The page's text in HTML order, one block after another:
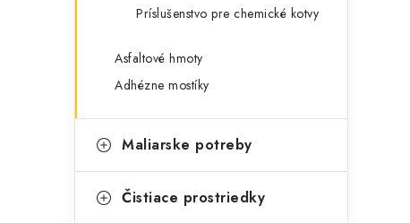
Príslušenstvo pre chemické kotvy
Asfaltové hmoty
Adhézne mostíky
Maliarske potreby
Čistiace prostriedky